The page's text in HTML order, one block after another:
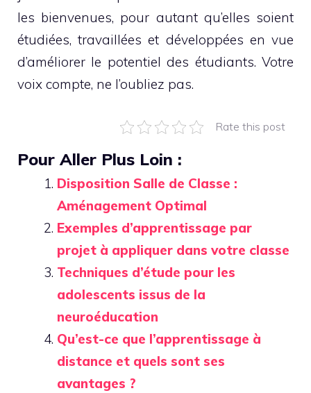
les bienvenues, pour autant qu’elles soient
étudiées, travaillées et développées en vue
d’améliorer le potentiel des étudiants. Votre
voix compte, ne l’oubliez pas.
Rate this post
Pour Aller Plus Loin :
Disposition Salle de Classe :
Aménagement Optimal
Exemples d’apprentissage par
projet à appliquer dans votre classe
Techniques d’étude pour les
adolescents issus de la
neuroéducation
Qu’est-ce que l’apprentissage à
distance et quels sont ses
avantages ?